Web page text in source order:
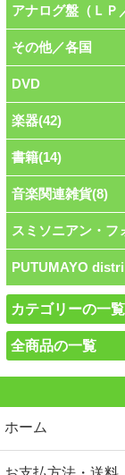
アナログ盤（ＬＰ
その他／各国
DVD
楽器(42)
書籍(14)
音楽関連雑貨(8)
スミソニアン・フ
PUTUMAYO
カテゴリーの一覧
全商品の一覧
ホーム